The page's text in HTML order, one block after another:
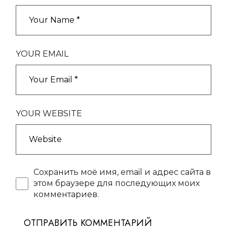
YOUR EMAIL
YOUR WEBSITE
Сохранить моё имя, email и адрес сайта в
этом браузере для последующих моих
комментариев.
ОТПРАВИТЬ КОММЕНТАРИЙ